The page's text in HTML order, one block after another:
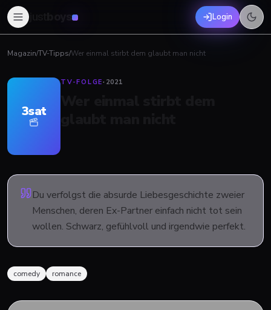
boys Login
Magazin/TV-Tipps/Wer einmal stirbt dem glaubt man nicht
3sat
TV-FOLGE· 2021
Du verfolgst die absurde Liebesgeschichte zweier
Menschen, deren Ex-Partner einfach nicht tot sein
wollen. Schwarz, gefühlvoll und irgendwie perfekt.
comedy romance